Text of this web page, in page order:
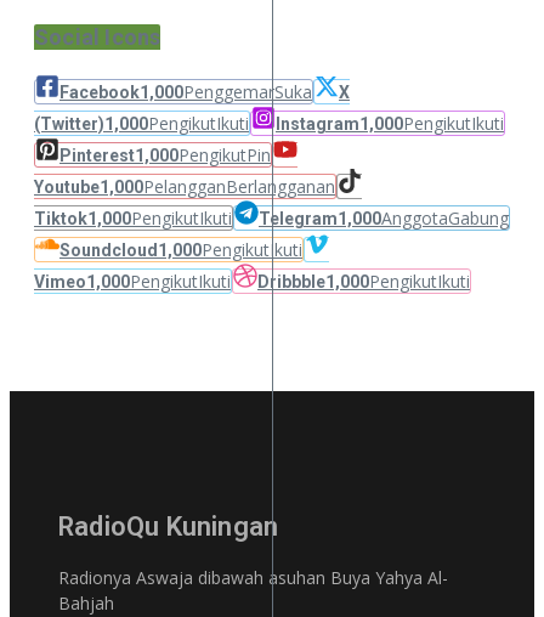
Social Icons
Facebook1,000PenggemarSuka
X
(Twitter)1,000PengikutIkuti Instagram1,000PengikutIkuti
Pinterest1,000PengikutPin
Youtube1,000PelangganBerlangganan
Tiktok1,000PengikutIkuti Telegram1,000AnggotaGabung
Soundcloud 1,000PengikutIkuti
Vimeo1,000PengikutIkuti Dribbble1,000PengikutIkuti
RadioQu Kuningan
Radionya Aswaja dibawah asuhan Buya Yahya Al-
Bahjah